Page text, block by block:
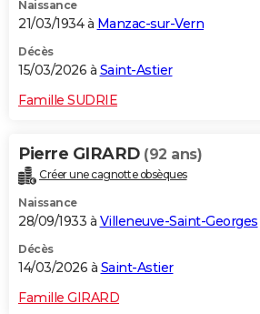
Naissance
21/03/1934 à Manzac-sur-Vern
Décès
15/03/2026 à Saint-Astier
Famille SUDRIE
Pierre GIRARD (92 ans)
Créer une cagnotte obsèques
Naissance
28/09/1933 à Villeneuve-Saint-Georges
Décès
14/03/2026 à Saint-Astier
Famille GIRARD